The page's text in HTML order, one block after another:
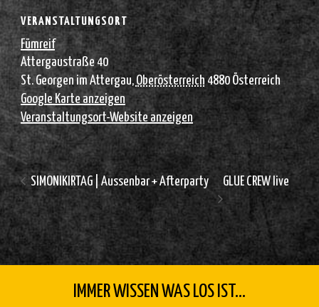
VERANSTALTUNGSORT
Fümreif
Attergaustraße 40
St. Georgen im Attergau, Oberösterreich 4880 Österreich
Google Karte anzeigen
Veranstaltungsort-Website anzeigen
SIMONIKIRTAG | Aussenbar + Afterparty GLUE CREW live
IMMER WISSEN WAS LOS IST...